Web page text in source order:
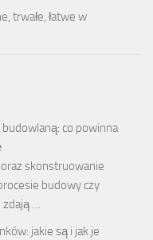
trwałe, łatwe w
co powinna
skonstruowanie
budowy czy
zdają …
jakie są i jak je